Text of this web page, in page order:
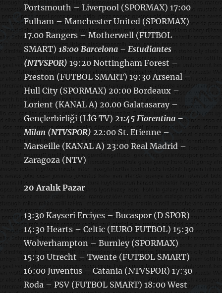
Portsmouth – Liverpool (SPORMAX) 17:00
Fulham – Manchester United (SPORMAX)
17.00 Rangers – Motherwell (FUTBOL
SMART) 18:00 Barcelona – Estudiantes
(NTVSPOR) 19:20 Nottingham Forest –
Preston (FUTBOL SMART) 19:30 Arsenal –
Hull City (SPORMAX) 20:00 Bordeaux –
Lorient (KANAL A) 20.00 Galatasaray –
Gençlerbirliği (LİG TV) 21:45 Fiorentina –
Milan (NTVSPOR) 22:00 St. Etienne –
Marseille (KANAL A) 23:00 Real Madrid –
Zaragoza (NTV)
20 Aralık Pazar
13:30 Kayseri Erciyes – Bucaspor (D SPOR)
14:30 Hearts – Celtic (EURO FUTBOL) 15:30
Wolverhampton – Burnley (SPORMAX)
15:30 Utrecht – Twente (FUTBOL SMART)
16:00 Juventus – Catania (NTVSPOR) 17:30
Roda – PSV (FUTBOL SMART) 18:00 West